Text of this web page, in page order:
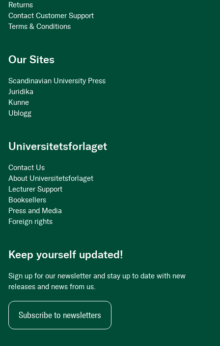
Returns
Contact Customer Support
Terms & Conditions
Our Sites
Scandinavian University Press
Juridika
Kunne
Ublogg
Universitetsforlaget
Contact Us
About Universitetsforlaget
Lecturer Support
Booksellers
Press and Media
Foreign rights
Keep yourself updated!
Sign up for our newsletter and stay up to date with new
releases and news from us.
Subscribe to newsletters